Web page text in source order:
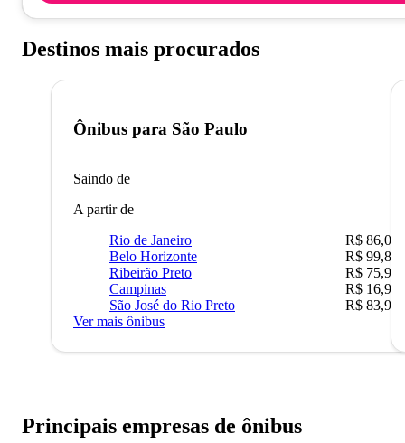
Destinos mais procurados
Ônibus para São Paulo
Saindo de
A partir de
Rio de Janeiro
R$ 86,00
Belo Horizonte
R$ 99,89
Ribeirão Preto
R$ 75,90
Campinas
R$ 16,90
São José do Rio Preto
R$ 83,90
Ver mais ônibus
Principais empresas de ônibus